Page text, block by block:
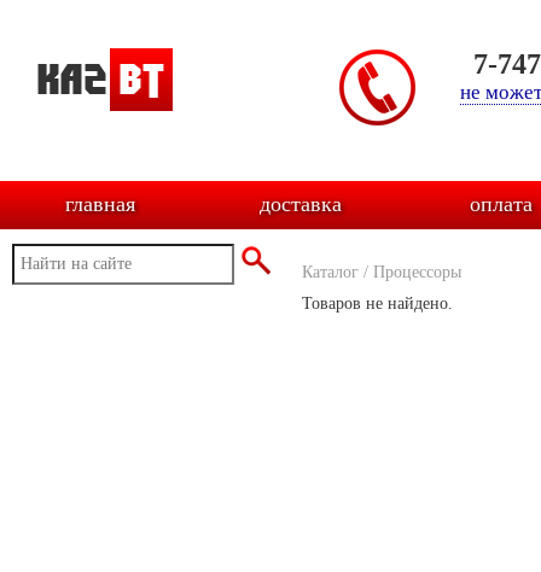
7-
не
главная доставка оплата
Каталог / Процессоры
Товаров не найдено.